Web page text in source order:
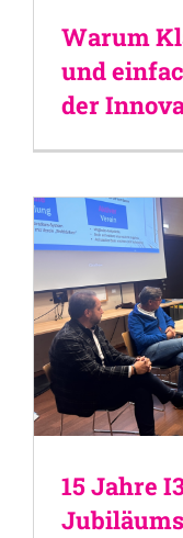
Warum
und
der
15 Jahre